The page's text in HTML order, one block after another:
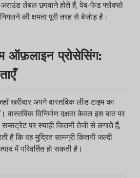
अराउंड लेबल छपवाने होते हैं, वेब-फेड फ्लेक्सो
की क्षमता पूरी तरह से बेजोड़ है।
ऑफ़लाइन प्रोसेसिंग:
खरीदार अपने वास्तविक लीड टाइम का
विनिर्माण दक्षता केवल इस बात पर
सब्सट्रेट पर स्याही कितनी तेजी से लगाते हैं;
है कि वह मुद्रित सामग्री कितनी जल्दी
में परिवर्तित हो सकती है।